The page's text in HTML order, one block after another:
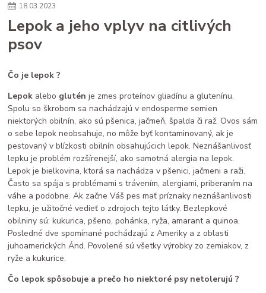
zmena času
stres u zvierat
spánok mačky
cirkadiánny rytmus
pivovarské kvasnice
krmivo pre psa
mačacie kŕmenie
mačacie fúzy mačací spánok
mačacia hygiena
starostlivosť o mačku
18.03.2023
Lepok a jeho vplyv na citlivých
psov
Čo je lepok ?
Lepok alebo glutén je zmes proteínov gliadínu a glutenínu.
Spolu so škrobom sa nachádzajú v endosperme semien
niektorých obilnín, ako sú pšenica, jačmeň, špalda či raž. Ovos sám
o sebe lepok neobsahuje, no môže byť kontaminovaný, ak je
pestovaný v blízkosti obilnín obsahujúcich lepok. Neznášanlivosť
lepku je problém rozšírenejší, ako samotná alergia na lepok.
Lepok je bielkovina, ktorá sa nachádza v pšenici, jačmeni a raži.
Často sa spája s problémami s trávením, alergiami, priberaním na
váhe a podobne. Ak začne Váš pes mať príznaky neznášanlivosti
lepku, je užitočné vedieť o zdrojoch tejto látky. Bezlepkové
obilniny sú: kukurica, pšeno, pohánka, ryža, amarant a quinoa.
Posledné dve spomínané pochádzajú z Ameriky a z oblasti
juhoamerických Ánd. Povolené sú všetky výrobky zo zemiakov, z
ryže a kukurice.
Čo lepok spôsobuje a prečo ho niektoré psy netolerujú ?